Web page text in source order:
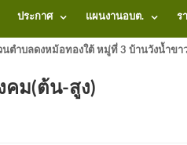
ประกาศ แผนงานอบต. ร
นตำบลดงหม้อทองใต้ หมู่ที่ 3 บ้านวังน้ำข
คม(ต้น-สูง)